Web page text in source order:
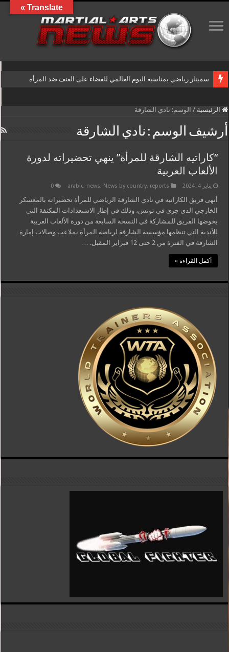
سمينار رياضي بمناسبة اليوم العالمي للقضاء على العنف ضد المرأة
الرئيسية / الوسم: نادي الشارقة
أرشيف الوسم : نادي الشارقة
“كاراتيه الشارقة للمرأة” ينهي تحضيراته لدورة
الألعاب العربية
يناير 4, 2024 arabic, news, News by country, reports
0
أنهى فريق الكاراتيه في نادي الشارقة الرياضي للمرأة تحضيراته بالمعسكر
الخارجي الذي جرى في تونس، وذلك في إطار الاستعدادات المكثفة التي
يخوضها الفريق للمشاركة في النسخة السابعة من دورة الألعاب العربية
للأندية التي تنظمها مؤسسة الشارقة لرياضة المرأة بملاعب وصالات إمارة
الشارقة في الفترة من 2 حتى 12 فبراير المقبل. …
أكمل القراءة »
Translate »